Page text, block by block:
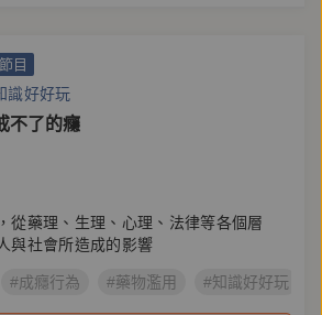
節目
識好好玩
不了的癮
從藥理、生理、心理、法律等各個層
與社會所造成的影響
#成癮行為 #藥物濫用 #知識好好玩